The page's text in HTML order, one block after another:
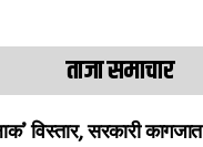
ताजा समाचार
विस्तार, सरकारी